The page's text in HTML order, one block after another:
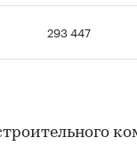
293 447